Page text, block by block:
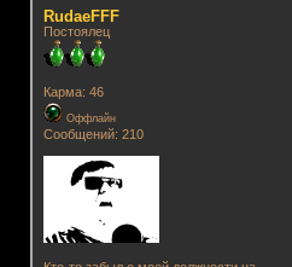
RudaeFFF
Постоялец
Карма: 46
Оффлайн
Сообщений: 210